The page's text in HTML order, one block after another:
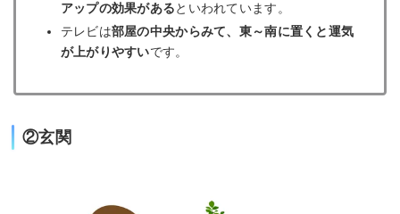
アップの効果があるといわれています。
テレビは部屋の中央からみて、東～南に置くと運気
が上がりやすいです。
②玄関